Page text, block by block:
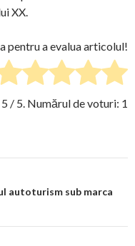
XX.
pentru a evalua articolul!
5 / 5. Numărul de voturi: 1
autoturism sub marca